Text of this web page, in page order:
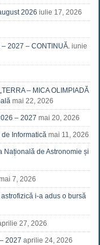
2026 iulie 17, 2026
2027 – CONTINUĂ. iunie
– MICA OLIMPIADĂ
mai 22, 2026
– 2027 mai 20, 2026
Informatică mai 11, 2026
Națională de Astronomie și
7, 2026
i-a adus o bursă
27, 2026
2027 aprilie 24, 2026